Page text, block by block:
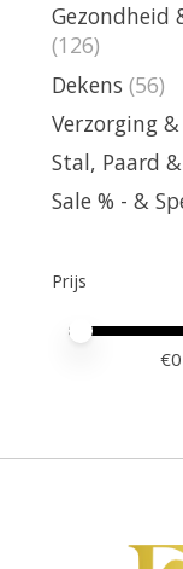
Gezondheid
(126)
Dekens (56)
Verzorging
Stal, Paard
Sale % - &
Prijs
Minimale
Price
€0